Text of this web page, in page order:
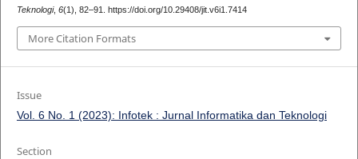
Teknologi, 6(1), 82–91. https://doi.org/10.29408/jit.v6i1.7414
More Citation Formats
Issue
Vol. 6 No. 1 (2023): Infotek : Jurnal Informatika dan Teknologi
Section